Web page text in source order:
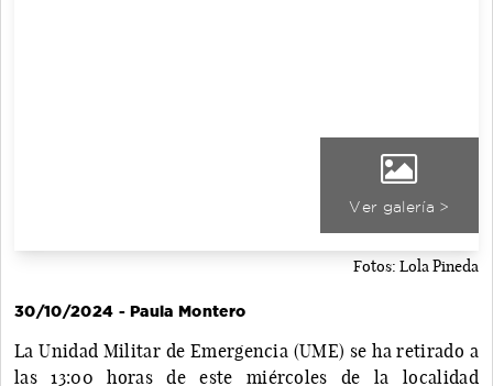
Ver galería >
Fotos: Lola Pineda
30/10/2024 - Paula Montero
La Unidad Militar de Emergencia (UME) se ha retirado a
las 13:00 horas de este miércoles de la localidad